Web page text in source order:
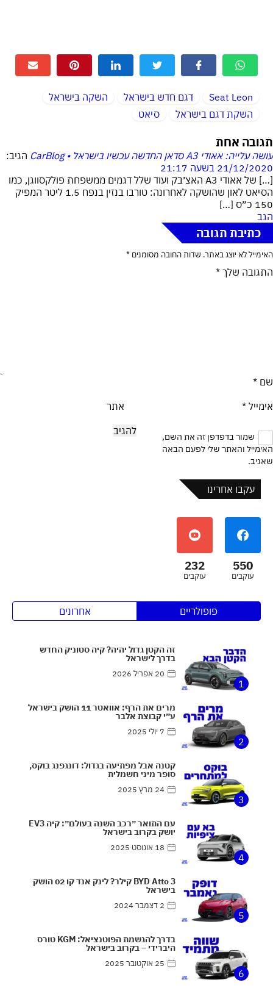
Seat Leon דגם חדש בישראל
השקה בישראל
השקת דגם בישראל
סיאט
תגובה אחת
עושה עלייה: אאודי A3 סדאן החדשה עכשיו בישראל • CarBlog
הגיב:
21/12/2020 בשעה 21:17
[…] של אאודי A3 האצ׳בק ועוד שלל דגמים ממשפחת פולקסווגן, כמו
הסיאט לאון שהושקה לאחרונה: טורבו בנזין בנפח 1.5 ליטר המפיק
150 כ״ס […]
הגב
כתיבת תגובה
האימייל לא יוצג באתר. שדות החובה מסומנים *
התגובה שלך *
שם *
אימייל * אתר
שמור בדפדפן זה את השם,
האימייל והאתר שלי לפעם הבאה
שאגיב.
עקבו אחרינו
550
עוקבים
232
עוקבים
פופולריים אחרונים
1
זה הקטן גדול יהיה? קיה סטוניק החדש
בדרך לישראל
20 אפריל 2026
2
מרים את הרף: אוואטר 11 הושק בישראל
ע״י קבוצת אלבר
7 יולי 2025
3
קטנה אבל מפתיעה בגדול: דונגפנג בוקס,
סופר מיני חשמלית
24 מרץ 2025
4
עם התואר ״רכב השנה בעולם״: קיה EV3
יושק בקרוב בישראל
18 אוגוסט 2025
5
BYD Atto 3 קילר? לינק אנד קו 02 הושק
בישראל
2 דצמבר 2024
6
בדרך להגשמת הפוטנציאל: KGM טורס
היברידי – בקרוב בישראל
25 אוקטובר 2025